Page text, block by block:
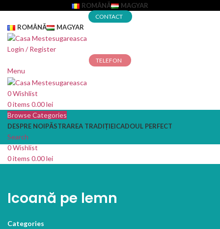
ROMÂNĂ MAGYAR
CONTACT
ROMÂNĂ MAGYAR
Login / Register
TELEFON
Menu
0Wishlist
0items 0.00lei
Browse Categories
DESPRE NOIPĂSTRAREA TRADIȚIEICADOUL PERFECT
Search
0Wishlist
0items 0.00lei
Icoană pe lemn
Categories